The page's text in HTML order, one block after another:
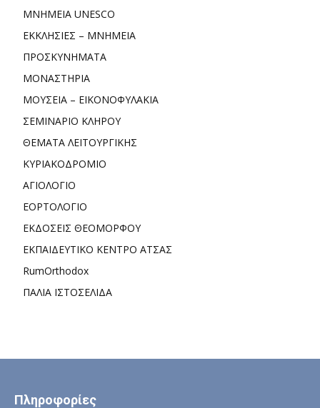
ΜΝΗΜΕΙΑ UNESCO
ΕΚΚΛΗΣΙΕΣ – ΜΝΗΜΕΙΑ
ΠΡΟΣΚΥΝΗΜΑΤΑ
ΜΟΝΑΣΤΗΡΙΑ
ΜΟΥΣΕΙΑ – ΕΙΚΟΝΟΦΥΛΑΚΙΑ
ΣΕΜΙΝΑΡΙΟ ΚΛΗΡΟΥ
ΘΕΜΑΤΑ ΛΕΙΤΟΥΡΓΙΚΗΣ
ΚΥΡΙΑΚΟΔΡΟΜΙΟ
ΑΓΙΟΛΟΓΙΟ
ΕΟΡΤΟΛΟΓΙΟ
ΕΚΔΟΣΕΙΣ ΘΕΟΜΟΡΦΟΥ
ΕΚΠΑΙΔΕΥΤΙΚΟ ΚΕΝΤΡΟ ΑΤΣΑΣ
RumOrthodox
ΠΑΛΙΑ ΙΣΤΟΣΕΛΙΔΑ
Πληροφορίες